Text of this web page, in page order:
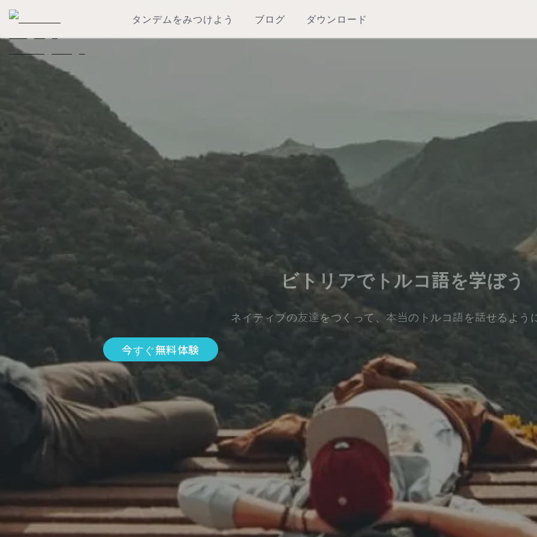
タンデムをみつけよう ブログ ダウンロード
ビトリアでトルコ語を学ぼう
ネイティブの友達をつくって、本当のトルコ語を話せるよう
今すぐ無料体験